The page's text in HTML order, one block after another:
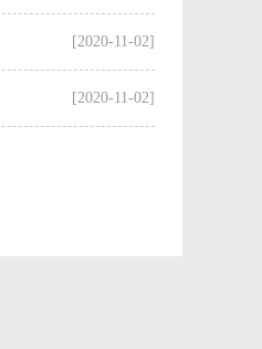
[2020-11-02]
[2020-11-02]